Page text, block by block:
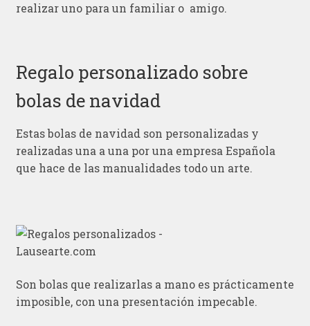
realizar uno para un familiar o amigo.
Regalo personalizado sobre
bolas de navidad
Estas bolas de navidad son personalizadas y
realizadas una a una por una empresa Española
que hace de las manualidades todo un arte.
Son bolas que realizarlas a mano es prácticamente
imposible, con una presentación impecable.